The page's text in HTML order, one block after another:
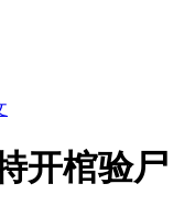
开棺验尸